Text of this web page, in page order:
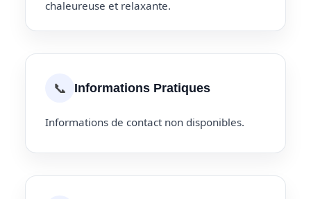
chaleureuse et relaxante.
📞 Informations Pratiques
Informations de contact non disponibles.